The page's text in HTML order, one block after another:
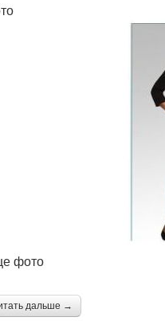
фото
дальше →